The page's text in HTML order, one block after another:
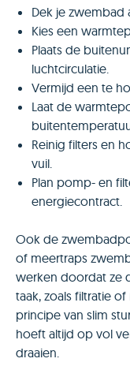
Dek je zwembad
Kies een
Plaats de
luchtcirculatie.
Vermijd een te
Laat de
Reinig filters en
vuil.
Plan pomp- en
energiecontract.
Ook de
of meertraps
werken doordat ze
taak, zoals filtratie
principe van slim
hoeft altijd op vol
draaien.